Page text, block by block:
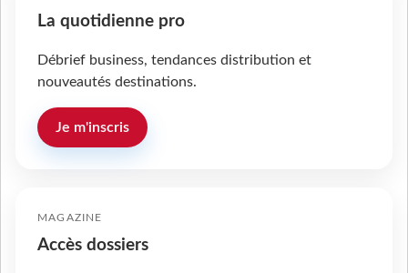
La quotidienne pro
Débrief business, tendances distribution et
nouveautés destinations.
Je m'inscris
MAGAZINE
Accès dossiers